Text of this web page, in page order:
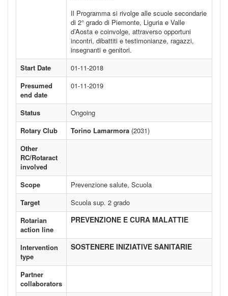
Il Programma si rivolge alle scuole secondarie
di 2° grado di Piemonte, Liguria e Valle
d’Aosta e coinvolge, attraverso opportuni
incontri, dibattiti e testimonianze, ragazzi,
insegnanti e genitori.
Start Date
01-11-2018
Presumed
end date
01-11-2019
Status
Ongoing
Rotary Club
Torino Lamarmora (2031)
Other
RC/Rotaract
involved
Scope
Prevenzione salute, Scuola
Target
Scuola sup. 2 grado
Rotarian
action line
PREVENZIONE E CURA MALATTIE
Intervention
type
SOSTENERE INIZIATIVE SANITARIE
Partner
collaborators